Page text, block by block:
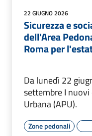
22 GIUGNO 2026
Sicurezza e
dell'Area
Roma per
Da lunedì 22
settembre I
Urbana (APU).
Zone pedonali